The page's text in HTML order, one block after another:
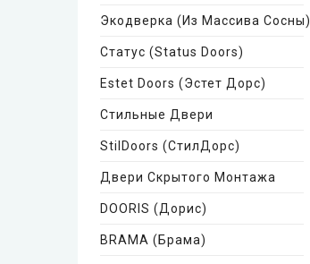
Экодверка (из Массива Сосны)
Статус (Status Doors)
Estet Doors (Эстет Дорс)
Стильные Двери
StilDoors (СтилДорс)
Двери Скрытого Монтажа
DOORIS (Дорис)
BRAMA (Брама)